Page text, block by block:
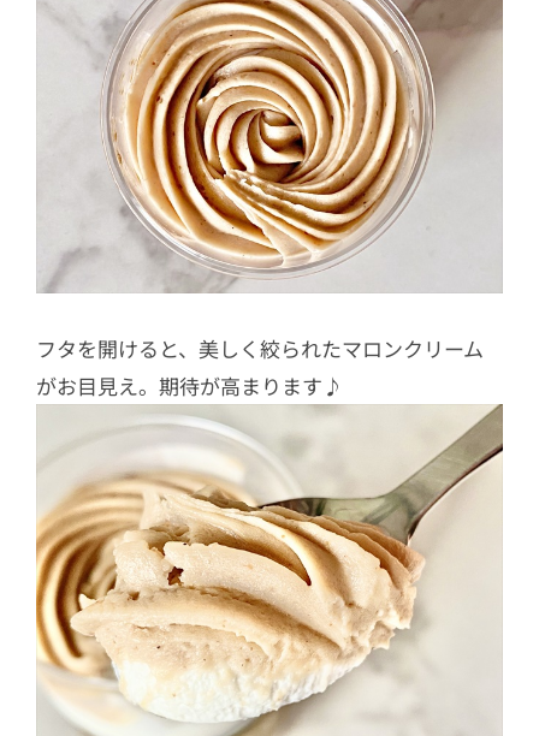
フタを開けると、美しく絞られたマロンクリーム
がお目見え。期待が高まります♪